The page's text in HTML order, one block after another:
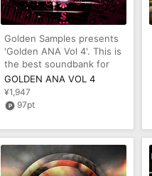
Golden Samples presents
'Golden ANA Vol 4'. This is
the best soundbank for
the very popular ANA Synt
GOLDEN ANA VOL 4
¥1,947
97pt